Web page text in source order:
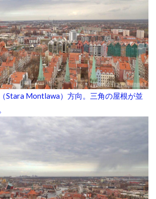
Stara Montlawa）方向。三角の屋根が並